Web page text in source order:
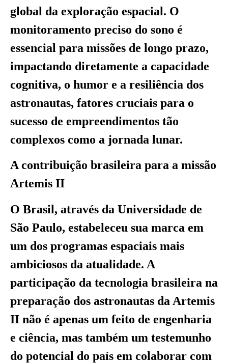
global da exploração espacial. O
monitoramento preciso do sono é
essencial para missões de longo prazo,
impactando diretamente a capacidade
cognitiva, o humor e a resiliência dos
astronautas, fatores cruciais para o
sucesso de empreendimentos tão
complexos como a jornada lunar.
A contribuição brasileira para a missão
Artemis II
O Brasil, através da Universidade de
São Paulo, estabeleceu sua marca em
um dos programas espaciais mais
ambiciosos da atualidade. A
participação da tecnologia brasileira na
preparação dos astronautas da Artemis
II não é apenas um feito de engenharia
e ciência, mas também um testemunho
do potencial do país em colaborar com